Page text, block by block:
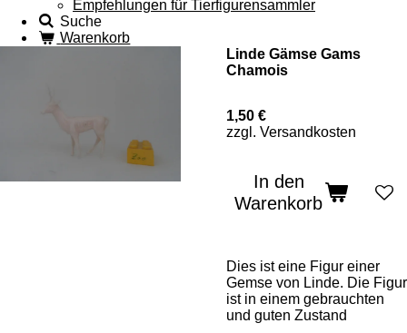
Empfehlungen für Tierfigurensammler
Suche
Warenkorb
Linde Gämse Gams
Chamois
1,50 €
zzgl. Versandkosten
In den
Warenkorb
Dies ist eine Figur einer
Gemse von Linde. Die Figur
ist in einem gebrauchten
und guten Zustand